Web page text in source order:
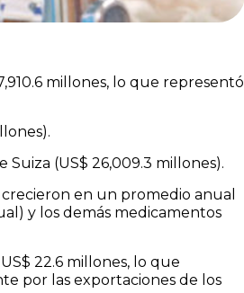
millones, lo que representó
(US$ 26,009.3 millones).
en un promedio anual
y los demás medicamentos
22.6 millones, lo que
por las exportaciones de los